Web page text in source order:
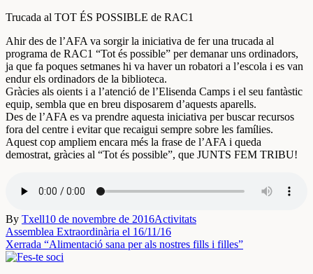
Trucada al TOT ÉS POSSIBLE de RAC1
Ahir des de l’AFA va sorgir la iniciativa de fer una trucada al
programa de RAC1 “Tot és possible” per demanar uns ordinadors,
ja que fa poques setmanes hi va haver un robatori a l’escola i es van
endur els ordinadors de la biblioteca.
Gràcies als oients i a l’atenció de l’Elisenda Camps i el seu fantàstic
equip, sembla que en breu disposarem d’aquests aparells.
Des de l’AFA es va prendre aquesta iniciativa per buscar recursos
fora del centre i evitar que recaigui sempre sobre les famílies.
Aquest cop ampliem encara més la frase de l’AFA i queda
demostrat, gràcies al “Tot és possible”, que JUNTS FEM TRIBU!
By Txell10 de novembre de 2016Activitats
Navegació
d'entrades
Assemblea Extraordinària el 16/11/16
Xerrada “Alimentació sana per als nostres fills i filles”